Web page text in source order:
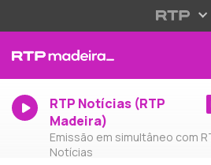
RTP Notícias (RTP
Madeira)
Emissão em simultâneo com
Notícias